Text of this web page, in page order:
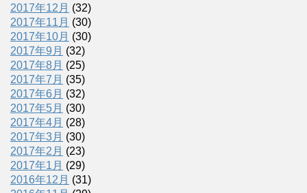
2017年12月 (32)
2017年11月 (30)
2017年10月 (30)
2017年9月 (32)
2017年8月 (25)
2017年7月 (35)
2017年6月 (32)
2017年5月 (30)
2017年4月 (28)
2017年3月 (30)
2017年2月 (23)
2017年1月 (29)
2016年12月 (31)